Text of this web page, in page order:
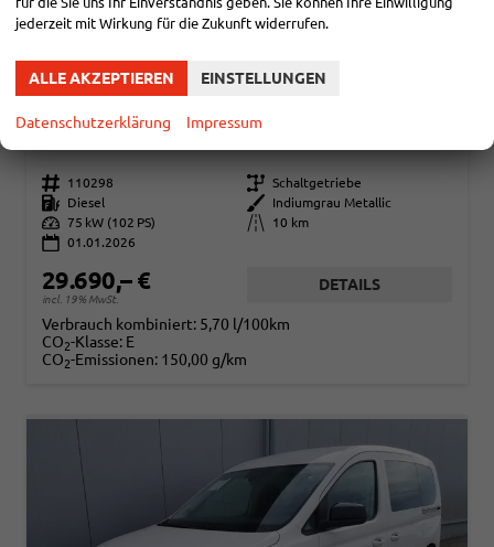
VOLKSWAGEN CADDY
BASIS 2.0TDI ACC KAM GV5 APP
Fahrzeugnr. 110298 Getriebe Schaltgetriebe
Kraftstoff
Diesel Außenfarbe
Indiumgrau Metallic
Leistung 75 kW (102 PS) Kilometerstand
10 km
01.01.2026
29.690,– €
incl. 19% MwSt.
DETAILS
Verbrauch kombiniert: 5,70 l/100km
CO2-Klasse: E
CO2-Emissionen: 150,00 g/km
jederzeit mit Wirkung für die Zukunft widerrufen.
ALLE AKZEPTIEREN EINSTELLUNGEN
Datenschutzerklärung Impressum